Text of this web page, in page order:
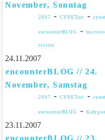
November, Sonntag
2007 - CYNETart -
encounterBLOG -
review
24.11.2007
encounterBLOG // 24.
November, Samstag
2007 - CYNETart -
encounterBLOG - Kalypso
23.11.2007
encounterBLOG // 23.